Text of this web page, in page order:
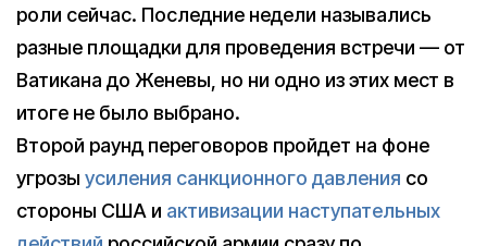
роли сейчас. Последние недели назывались
разные площадки для проведения встречи — от
Ватикана до Женевы, но ни одно из этих мест в
итоге не было выбрано.
Второй раунд переговоров пройдет на фоне
угрозы усиления санкционного давления со
стороны США и активизации наступательных